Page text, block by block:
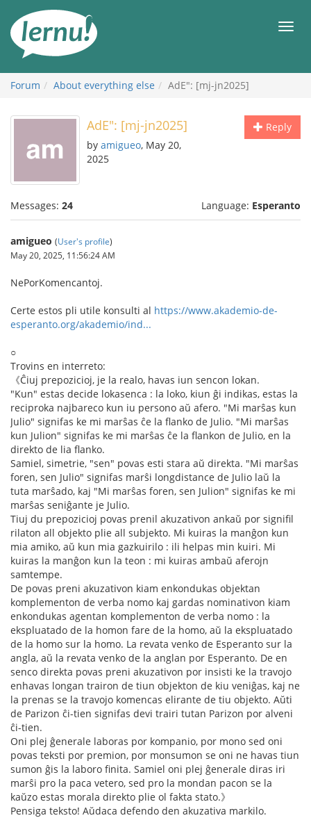
the
content
Forum About everything else AdE": [mj-jn2025]
Reply
AdE": [mj-jn2025]
by amigueo, May 20,
2025
Messages: 24 Language: Esperanto
amigueo (User's profile)
May 20, 2025, 11:56:24 AM
NePorKomencantoj.
Certe estos pli utile konsulti al https://www.akademio-de-
esperanto.org/akademio/ind...
○
Trovins en interreto:
《Ĉiuj prepozicioj, je la realo, havas iun sencon lokan.
"Kun" estas decide lokasenca : la loko, kiun ĝi indikas, estas la
reciproka najbareco kun iu persono aŭ afero. "Mi marŝas kun
Julio" signifas ke mi marŝas ĉe la flanko de Julio. "Mi marŝas
kun Julion" signifas ke mi marŝas ĉe la flankon de Julio, en la
direkto de lia flanko.
Samiel, simetrie, "sen" povas esti stara aŭ direkta. "Mi marŝas
foren, sen Julio" signifas marŝi longdistance de Julio laŭ la
tuta marŝado, kaj "Mi marŝas foren, sen Julion" signifas ke mi
marŝas seniĝante je Julio.
Tiuj du prepozicioj povas prenil akuzativon ankaŭ por signifil
rilaton all objekto plie all subjekto. Mi kuiras la manĝon kun
mia amiko, aŭ kun mia gazkuirilo : ili helpas min kuiri. Mi
kuiras la manĝon kun la teon : mi kuiras ambaŭ aferojn
samtempe.
De povas preni akuzativon kiam enkondukas objektan
komplementon de verba nomo kaj gardas nominativon kiam
enkondukas agentan komplementon de verba nomo : la
ekspluatado de la homon fare de la homo, aŭ la ekspluatado
de la homo sur la homo. La revata venko de Esperanto sur la
angla, aŭ la revata venko de la anglan por Esperanto. De en
senco direkta povas preni akuzativon por insisti ke la travojo
enhavas longan trairon de tiun objekton de kiu veniĝas, kaj ne
la prenas se la travojo komencas elirante de tiu objekto. Aŭti
de Parizon ĉi-tien signifas devi trairi tutan Parizon por alveni
ĉi-tien.
Oni plej ĝenerale laboras por kompanio, por mono sed oni
povas teksti por premion, por monsumon se oni ne havas tiun
sumon ĝis la laboro finita. Samiel oni plej ĝenerale diras iri
marŝi pro la paca vetero, sed pro la mondan pacon se la
kaŭzo estas morala direkto plie ol fakta stato.》
Pensiga teksto! Aŭdaca defendo den akuzativa markilo.